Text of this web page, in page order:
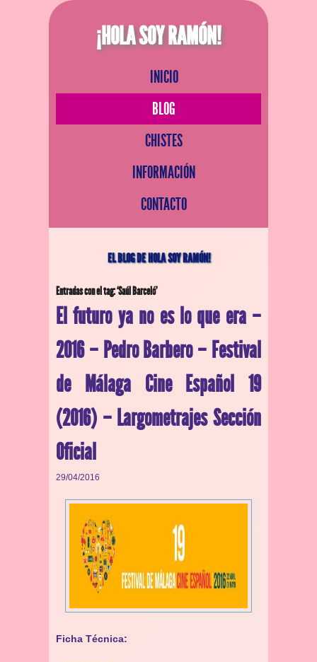
¡HOLA SOY RAMÓN!
INICIO
BLOG
CHISTES
INFORMACIÓN
CONTACTO
EL BLOG DE HOLA SOY RAMÓN!
Entradas con el tag: ‘Saúl Barceló’
El futuro ya no es lo que era –
2016 – Pedro Barbero – Festival
de Málaga Cine Español 19
(2016) – Largometrajes Sección
Oficial
29/04/2016
Ficha Técnica: